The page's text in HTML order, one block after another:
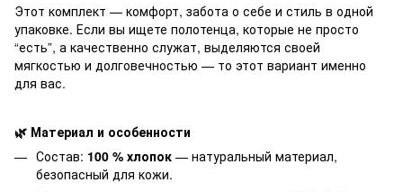
Этот комплект — комфорт, забота о себе и стиль в одной
упаковке. Если вы ищете полотенца, которые не просто
“есть”, а качественно служат, выделяются своей
мягкостью и долговечностью — то этот вариант именно
для вас.
🌿 Материал и особенности
Состав: 100 % хлопок — натуральный материал,
безопасный для кожи.